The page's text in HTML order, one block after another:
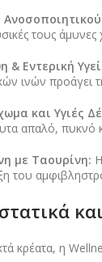
τους
& Εντερική
ινών προάγει
και Υγιές
απαλό, πυκνό
με Ταουρίνη:
του
κρέατα, η